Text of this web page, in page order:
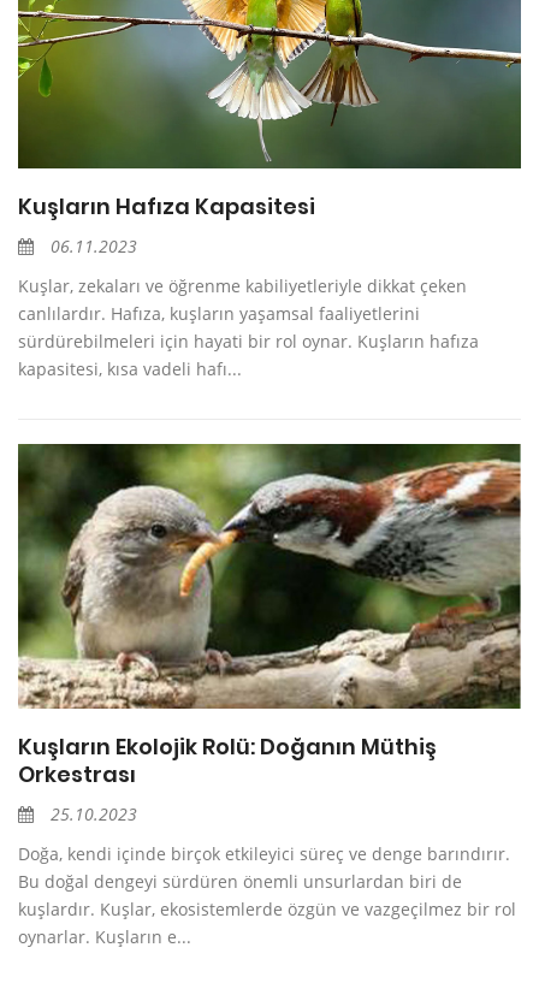
Kuşların Hafıza Kapasitesi
06.11.2023
Kuşlar, zekaları ve öğrenme kabiliyetleriyle dikkat çeken
canlılardır. Hafıza, kuşların yaşamsal faaliyetlerini
sürdürebilmeleri için hayati bir rol oynar. Kuşların hafıza
kapasitesi, kısa vadeli hafı...
Kuşların Ekolojik Rolü: Doğanın Müthiş
Orkestrası
25.10.2023
Doğa, kendi içinde birçok etkileyici süreç ve denge barındırır.
Bu doğal dengeyi sürdüren önemli unsurlardan biri de
kuşlardır. Kuşlar, ekosistemlerde özgün ve vazgeçilmez bir rol
oynarlar. Kuşların e...